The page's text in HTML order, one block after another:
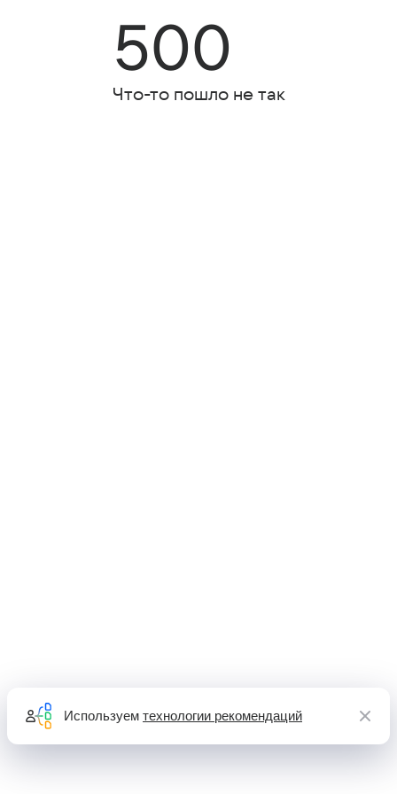
500
Что-то пошло не так
Используем технологии рекомендаций